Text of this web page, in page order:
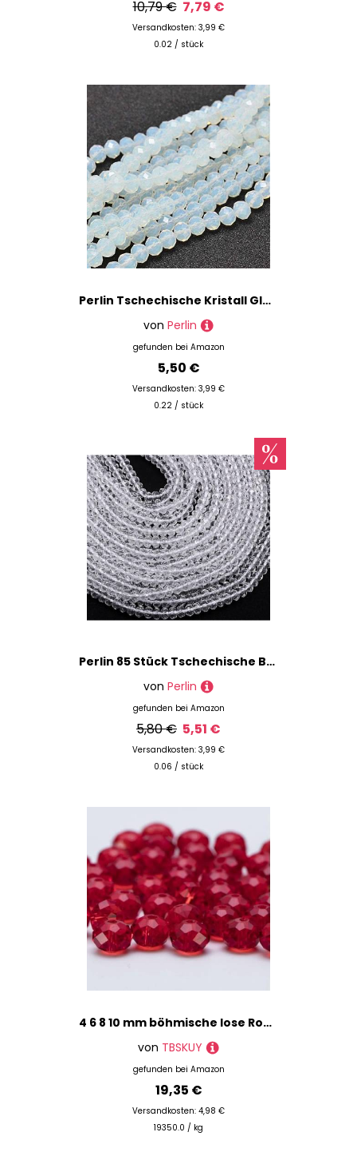
10,79 € 7,79 €
Versandkosten: 3,99 €
0.02 / stück
Perlin Tschechische Kristall Glas Perlen CZ Böhmische Facettierte Rondelle Glasperlen 4/6/8/10 mm (Mondstein, 6x4 mm)
von Perlin
gefunden bei Amazon
5,50 €
Versandkosten: 3,99 €
0.22 / stück
Perlin 85 Stück Tschechische Böhmische Kristallperlen 6mm Tschechische Perlen CZ Glasschliffperlen Facettierte Rondelle Kügelchen Glasperlen, 1 strang (Klar Crystal)
von Perlin
gefunden bei Amazon
5,80 € 5,51 €
Versandkosten: 3,99 €
0.06 / stück
4 6 8 10 mm böhmische lose Rondelle-Kristallperlen zur Schmuckherstellung, DIY-Handarbeit, AB-Farben, Spacer, facettierte Glasperlen – BZ1200-02-10 mm – 65 Stück
von TBSKUY
gefunden bei Amazon
19,35 €
Versandkosten: 4,98 €
19350.0 / kg